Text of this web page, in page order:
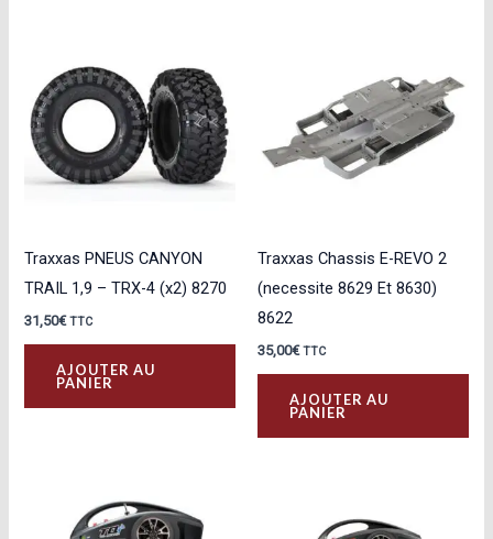
Traxxas PNEUS CANYON
TRAIL 1,9 – TRX-4 (x2) 8270
31,50€ TTC
AJOUTER AU
PANIER
Traxxas Chassis E-REVO 2
(necessite 8629 Et 8630)
8622
35,00€ TTC
AJOUTER AU
PANIER